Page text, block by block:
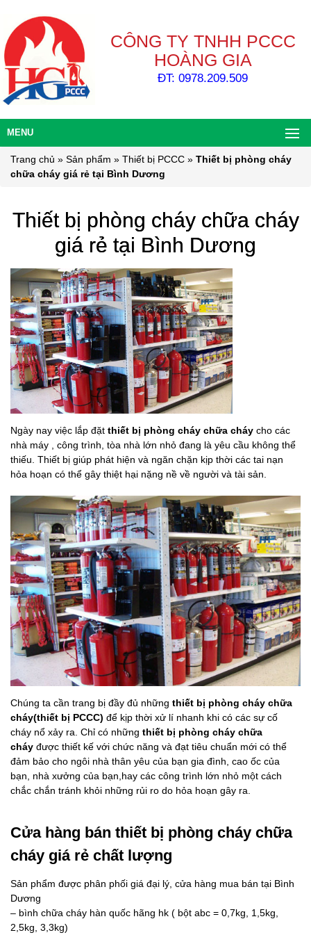
CÔNG TY TNHH PCCC
HOÀNG GIA
ĐT: 0978.209.509
MENU
Trang chủ » Sản phẩm » Thiết bị PCCC » Thiết bị phòng cháy
chữa cháy giá rẻ tại Bình Dương
Thiết bị phòng cháy chữa cháy
giá rẻ tại Bình Dương
Ngày nay việc lắp đặt thiết bị phòng cháy chữa cháy cho các
nhà máy , công trình, tòa nhà lớn nhỏ đang là yêu cầu không thể
thiếu. Thiết bị giúp phát hiện và ngăn chặn kịp thời các tai nạn
hỏa hoạn có thể gây thiệt hại nặng nề về người và tài sản.
Chúng ta cần trang bị đầy đủ những thiết bị phòng cháy chữa
cháy(thiết bị PCCC) để kịp thời xử lí nhanh khi có các sự cố
cháy nổ xảy ra. Chỉ có những thiết bị phòng cháy chữa
cháy được thiết kế với chức năng và đạt tiêu chuẩn mới có thể
đảm bảo cho ngôi nhà thân yêu của bạn gia đình, cao ốc của
bạn, nhà xưởng của bạn,hay các công trình lớn nhỏ một cách
chắc chắn tránh khỏi những rủi ro do hỏa hoạn gây ra.
Cửa hàng bán thiết bị phòng cháy chữa
cháy giá rẻ chất lượng
Sản phẩm được phân phối giá đại lý, cửa hàng mua bán tại Bình
Dương
– bình chữa cháy hàn quốc hãng hk ( bột abc = 0,7kg, 1,5kg,
2,5kg, 3,3kg)